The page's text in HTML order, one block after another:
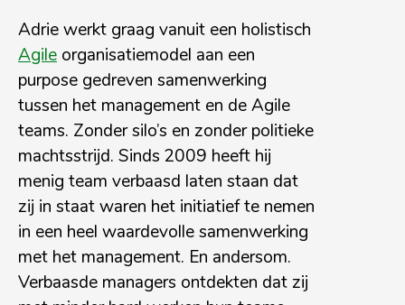
Adrie werkt graag vanuit een holistisch
Agile organisatiemodel aan een
purpose gedreven samenwerking
tussen het management en de Agile
teams. Zonder silo’s en zonder politieke
machtsstrijd. Sinds 2009 heeft hij
menig team verbaasd laten staan dat
zij in staat waren het initiatief te nemen
in een heel waardevolle samenwerking
met het management. En andersom.
Verbaasde managers ontdekten dat zij